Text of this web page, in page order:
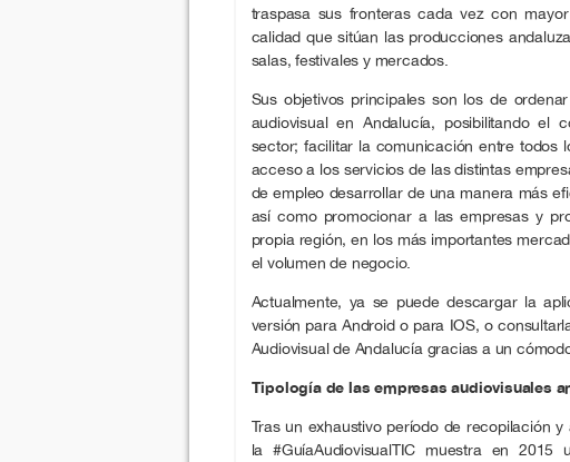
traspasa sus fronteras cada vez con
calidad que sitúan las producciones
salas, festivales y mercados.
Sus objetivos principales son los de
audiovisual en Andalucía, posibilitando el
sector; facilitar la comunicación entre todos
acceso a los servicios de las distintas
de empleo desarrollar de una manera más
así como promocionar a las empresas y
propia región, en los más importantes
el volumen de negocio.
Actualmente, ya se puede descargar la
versión para Android o para IOS, o
Audiovisual de Andalucía gracias a un
Tipología de las empresas audiovisuales
Tras un exhaustivo período de recopilación
la #GuíaAudiovisualTIC muestra en